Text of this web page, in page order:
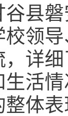
谷县
校领
，详
生活
整体